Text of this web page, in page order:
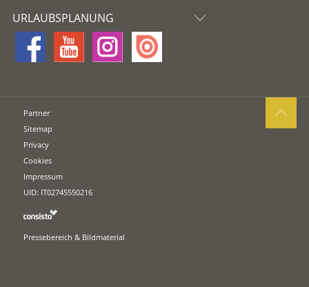
URLAUBSPLANUNG
Partner
Sitemap
Privacy
Cookies
Impressum
UID: IT02745550216
Pressebereich & Bildmaterial